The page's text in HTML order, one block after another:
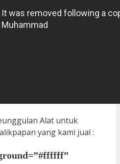
Alat untuk
yang kami jual :